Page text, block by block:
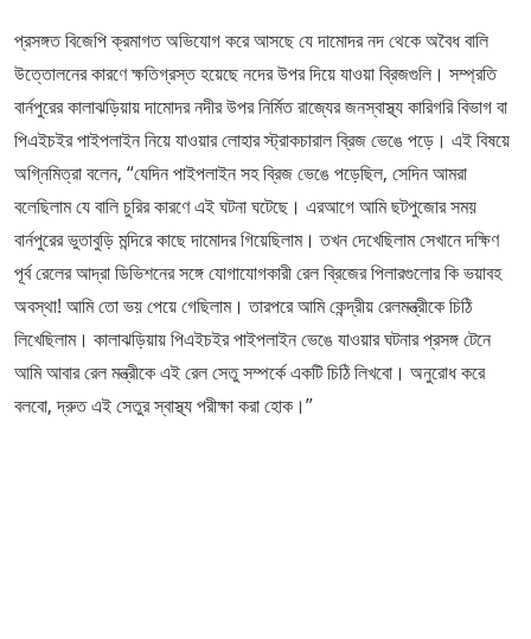
প্রসঙ্গত বিজেপি ক্রমাগত অভিযোগ করে আসছে যে দামোদর নদ থেকে অবৈধ বালি
উত্তোলনের কারণে ক্ষতিগ্রস্ত হয়েছে নদের উপর দিয়ে যাওয়া ব্রিজগুলি। সম্প্রতি
বার্নপুরের কালাঝড়িয়ায় দামোদর নদীর উপর নির্মিত রাজ্যের জনস্বাস্থ্য কারিগরি বিভাগ বা
পিএইচইর পাইপলাইন নিয়ে যাওয়ার লোহার স্ট্রাকচারাল ব্রিজ ভেঙে পড়ে। এই বিষয়ে
অগ্নিমিত্রা বলেন, “যেদিন পাইপলাইন সহ ব্রিজ ভেঙে পড়েছিল, সেদিন আমরা
বলেছিলাম যে বালি চুরির কারণে এই ঘটনা ঘটেছে। এরআগে আমি ছটপুজোর সময়
বার্নপুরের ভুতাবুড়ি মন্দিরে কাছে দামোদর গিয়েছিলাম। তখন দেখেছিলাম সেখানে দক্ষিণ
পূর্ব রেলের আদ্রা ডিভিশনের সঙ্গে যোগাযোগকারী রেল ব্রিজের পিলারগুলোর কি ভয়াবহ
অবস্থা! আমি তো ভয় পেয়ে গেছিলাম। তারপরে আমি কেন্দ্রীয় রেলমন্ত্রীকে চিঠি
লিখেছিলাম। কালাঝড়িয়ায় পিএইচইর পাইপলাইন ভেঙে যাওয়ার ঘটনার প্রসঙ্গ টেনে
আমি আবার রেল মন্ত্রীকে এই রেল সেতু সম্পর্কে একটি চিঠি লিখবো। অনুরোধ করে
বলবো, দ্রুত এই সেতুর স্বাস্থ্য পরীক্ষা করা হোক।”